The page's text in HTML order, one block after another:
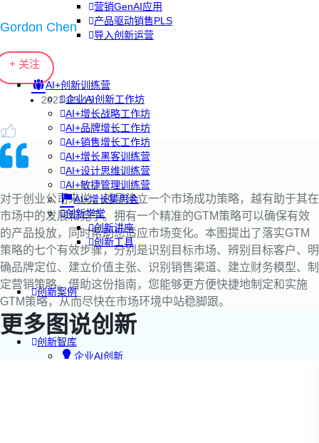
营销GenAI应用
产品驱动销售PLS
导入创新运营
AI+创新训练营
企业AI创新工作坊
AI+增长战略工作坊
AI+品牌增长工作坊
AI+销售增长工作坊
AI+增长黑客训练营
AI+设计思维训练营
AI+敏捷管理训练营
AI+增长集思会
创新学堂
创新讲座
创新工具
创新案例
创新智库
企业AI创新
Gordon Chen
+ 关注
2023-05-15
对于创业公司来说，越早建立一个市场成功策略，越有助于其在
市场中的发展和竞争。拥有一个精准的GTM策略可以确保有效
的产品投放，同时帮助您适应市场变化。本图提出了落实GTM
策略的七个有效步骤，分别是识别目标市场、辨别目标客户、明
确品牌定位、建立价值主张、识别销售渠道、建立财务模型、制
定营销策略。借助这份指南，您能够更方便快捷地制定和实施
GTM策略，从而尽快在市场环境中站稳脚跟。
更多图说创新